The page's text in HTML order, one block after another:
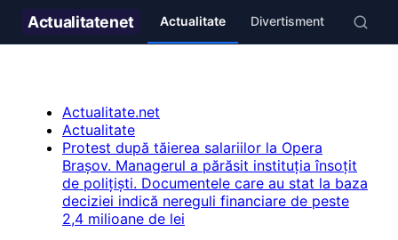
Actualitatenet Actualitate Divertisment Stil de
Actualitate.net
Actualitate
Protest după tăierea salariilor la Opera
Brașov. Managerul a părăsit instituția însoțit
de polițiști. Documentele care au stat la baza
deciziei indică nereguli financiare de peste
2,4 milioane de lei